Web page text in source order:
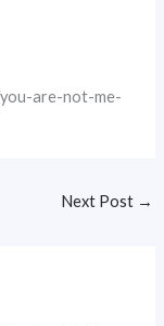
are-not-me-
Next Post →